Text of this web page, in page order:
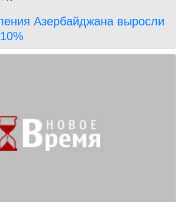
Азербайджана выросли